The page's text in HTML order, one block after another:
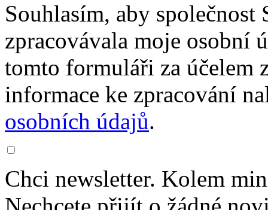
Souhlasím, aby společnost
zpracovávala moje osobní
tomto formuláři za účelem
informace ke zpracování
osobních údajů.
Chci newsletter. Kolem